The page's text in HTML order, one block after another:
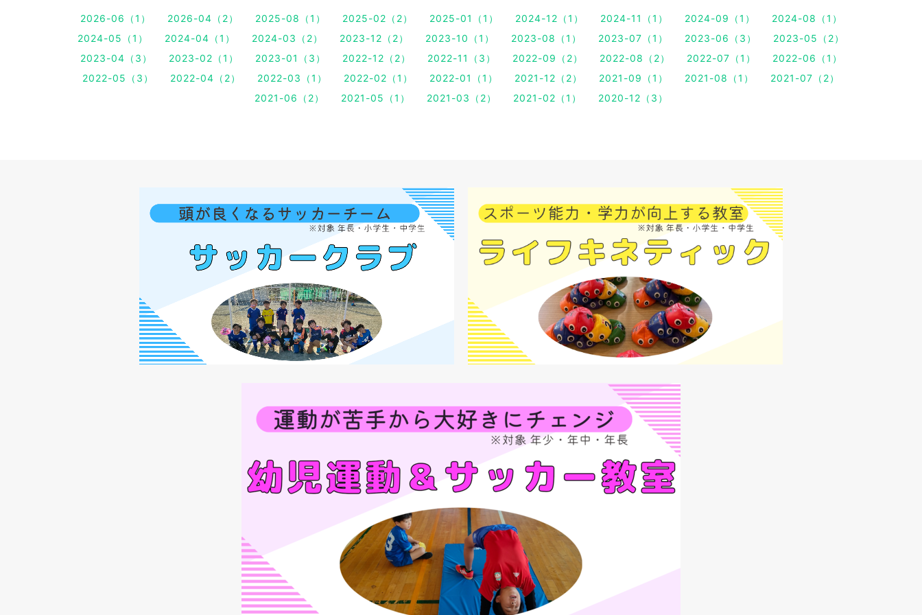
2026-06（1） 2026-04（2） 2025-08（1） 2025-02（2） 2025-01（1） 2024-12（1） 2024-11（1） 2024-09（1）
2024-08（1）
2024-05（1）
2024-04（1） 2024-03（2） 2023-12（2） 2023-10（1） 2023-08（1） 2023-07（1） 2023-06（3）
2023-05（2）
2023-04（3）
2023-02（1） 2023-01（3） 2022-12（2） 2022-11（3） 2022-09（2） 2022-08（2） 2022-07（1）
2022-06（1）
2022-05（3）
2022-04（2） 2022-03（1） 2022-02（1） 2022-01（1） 2021-12（2） 2021-09（1） 2021-08（1）
2021-07（2）
2021-06（2）
2021-05（1） 2021-03（2） 2021-02（1） 2020-12（3）